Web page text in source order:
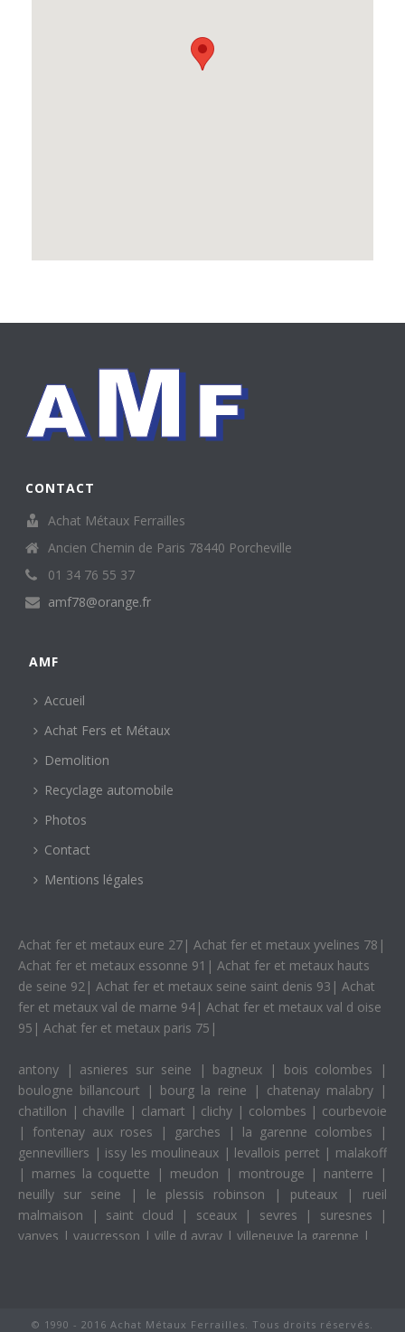
CONTACT
Achat Métaux Ferrailles
Ancien Chemin de Paris 78440 Porcheville
01 34 76 55 37
amf78@orange.fr
AMF
Accueil
Achat Fers et Métaux
Demolition
Recyclage automobile
Photos
Contact
Mentions légales
Achat fer et metaux eure 27 | Achat fer et metaux yvelines 78 |
Achat fer et metaux essonne 91 | Achat fer et metaux hauts
de seine 92 | Achat fer et metaux seine saint denis 93 | Achat
fer et metaux val de marne 94 | Achat fer et metaux val d oise
95 | Achat fer et metaux paris 75 |
antony | asnieres sur seine | bagneux | bois colombes
|
boulogne billancourt
| bourg la reine | chatenay malabry |
chatillon | chaville | clamart | clichy | colombes | courbevoie
| fontenay aux roses | garches | la garenne colombes
|
gennevilliers | issy les moulineaux | levallois perret | malakoff
| marnes la coquette | meudon | montrouge | nanterre
|
neuilly sur seine
| le plessis robinson | puteaux | rueil
malmaison
| saint cloud | sceaux | sevres | suresnes
|
vanves | vaucresson | ville d avray | villeneuve la garenne |
© 1990 - 2016 Achat Métaux Ferrailles. Tous droits réservés.